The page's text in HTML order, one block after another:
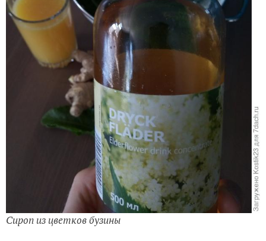
Сироп из цветков бузины